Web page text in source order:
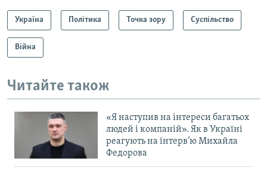
Україна Політика Точка зору Суспільство
Війна
Читайте також
«Я наступив на інтереси багатьох
людей і компаній». Як в Україні
реагують на інтерв’ю Михайла
Федорова